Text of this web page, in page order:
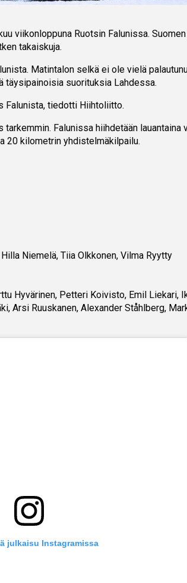
viikonloppuna Ruotsin Falunissa.
takaiskuja.
Matintalon selkä ei ole vielä
täysipainoisia suorituksia Lahdessa.
Falunista, tiedotti Hiihtoliitto.
Falunissa hiihdetään lauantaina
20 kilometrin yhdistelmäkilpailu.
Niemelä, Tiia Olkkonen, Vilma Ryytty
Hyvärinen, Petteri Koivisto, Emil Liekari,
Arsi Ruuskanen, Alexander Ståhlberg,
julkaisu Instagramissa